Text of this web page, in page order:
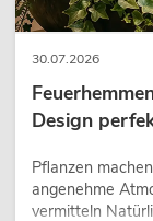
30.07.2026
Design
Pflanzen
angenehme
vermitteln